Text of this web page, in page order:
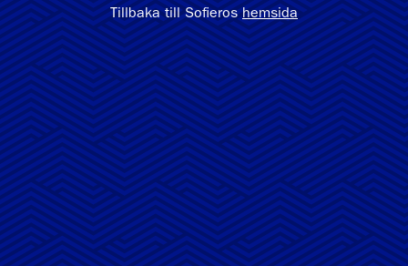
Tillbaka till Sofieroshemsida